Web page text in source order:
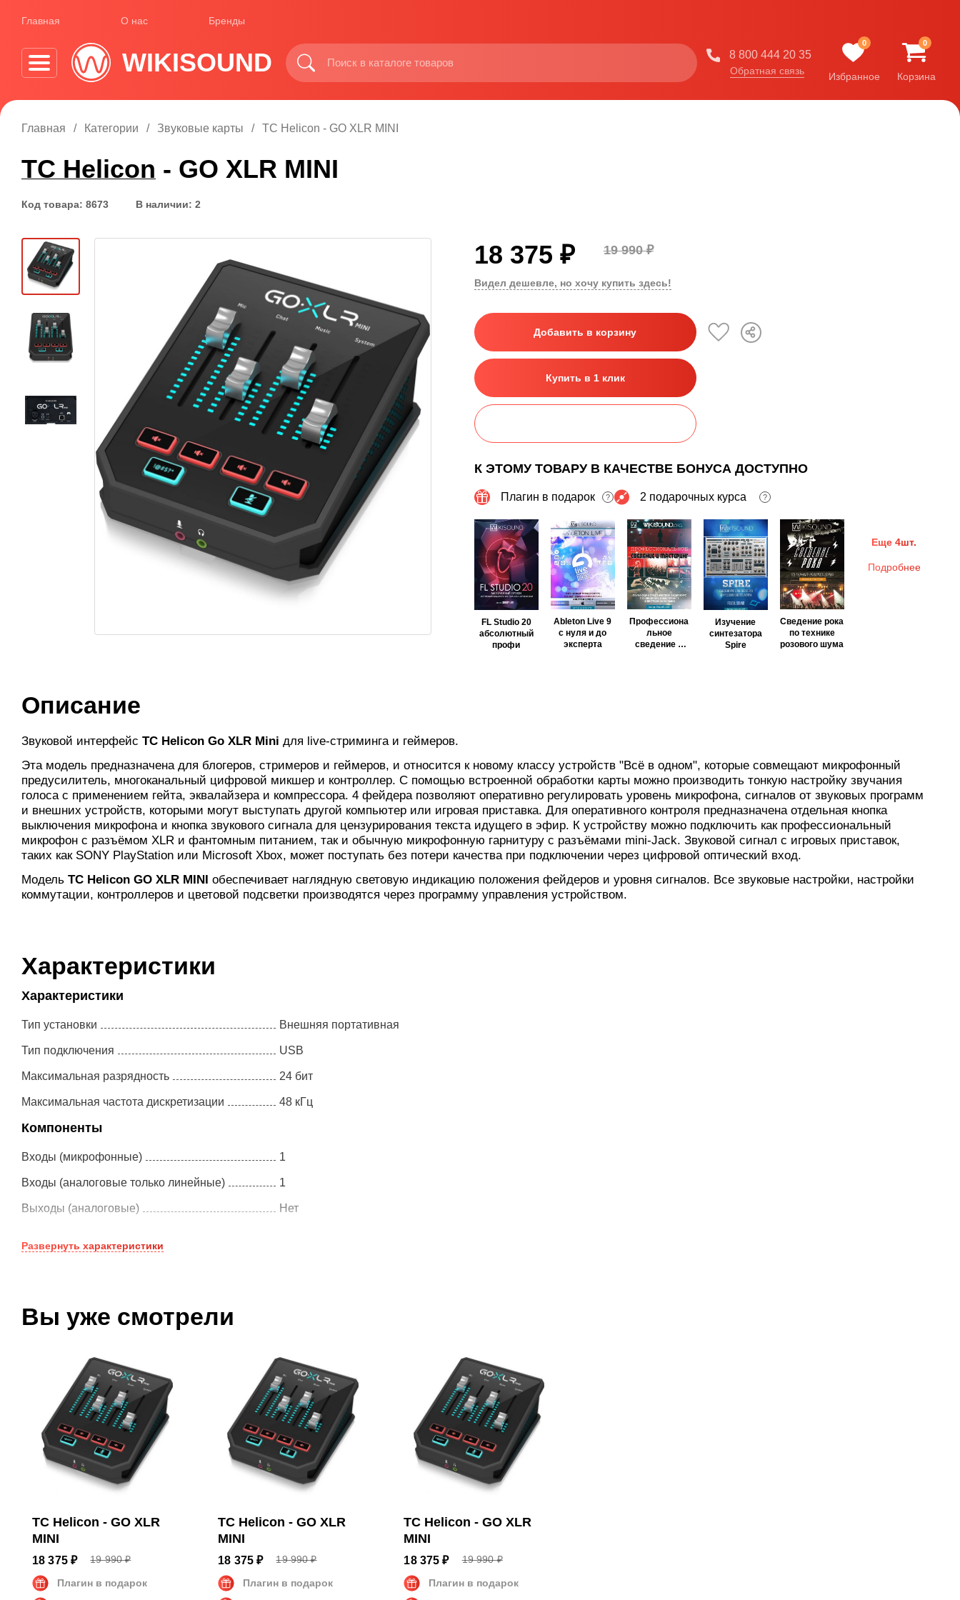
Главная О нас Бренды
WIKISOUND 8 800 444 20 35
Обратная связь
0
Избранное
0
Корзина
Главная Категории Звуковые карты TC Helicon - GO XLR MINI
TC Helicon - GO XLR MINI
Код товара: 8673 В наличии: 2
18 375 ₽ 19 990 ₽
Видел дешевле, но хочу купить здесь!
Добавить в корзину
Купить в 1 клик
К ЭТОМУ ТОВАРУ В КАЧЕСТВЕ БОНУСА ДОСТУПНО
Плагин в подарок ? 2 подарочных курса ?
FL Studio 20
абсолютный
профи
Ableton Live 9
с нуля и до
эксперта
Профессиона
льное
сведение и
Изучение
синтезатора
Spire
Сведение рока
по технике
розового шума
Еще 4шт.
Подробнее
Описание
Звуковой интерфейс TC Helicon Go XLR Mini для live-стриминга и геймеров.
Эта модель предназначена для блогеров, стримеров и геймеров, и относится к новому классу устройств "Всё в одном", которые совмещают микрофонный
предусилитель, многоканальный цифровой микшер и контроллер. С помощью встроенной обработки карты можно производить тонкую настройку звучания
голоса с применением гейта, эквалайзера и компрессора. 4 фейдера позволяют оперативно регулировать уровень микрофона, сигналов от звуковых программ
и внешних устройств, которыми могут выступать другой компьютер или игровая приставка. Для оперативного контроля предназначена отдельная кнопка
выключения микрофона и кнопка звукового сигнала для цензурирования текста идущего в эфир. К устройству можно подключить как профессиональный
микрофон с разъёмом XLR и фантомным питанием, так и обычную микрофонную гарнитуру с разъёмами mini-Jack. Звуковой сигнал с игровых приставок,
таких как SONY PlayStation или Microsoft Xbox, может поступать без потери качества при подключении через цифровой оптический вход.
Модель TC Helicon GO XLR MINI обеспечивает наглядную световую индикацию положения фейдеров и уровня сигналов. Все звуковые настройки, настройки
коммутации, контроллеров и цветовой подсветки производятся через программу управления устройством.
Характеристики
Характеристики
Тип установки Внешняя портативная
Тип подключения USB
Максимальная разрядность 24 бит
Максимальная частота дискретизации 48 кГц
Компоненты
Входы (микрофонные) 1
Входы (аналоговые только линейные) 1
Выходы (аналоговые) Нет
Размеры
Развернуть характеристики
Вы уже смотрели
TC Helicon - GO XLR
MINI
18 375 ₽ 19 990 ₽
Плагин в подарок
TC Helicon - GO XLR
MINI
18 375 ₽ 19 990 ₽
Плагин в подарок
TC Helicon - GO XLR
MINI
18 375 ₽ 19 990 ₽
Плагин в подарок